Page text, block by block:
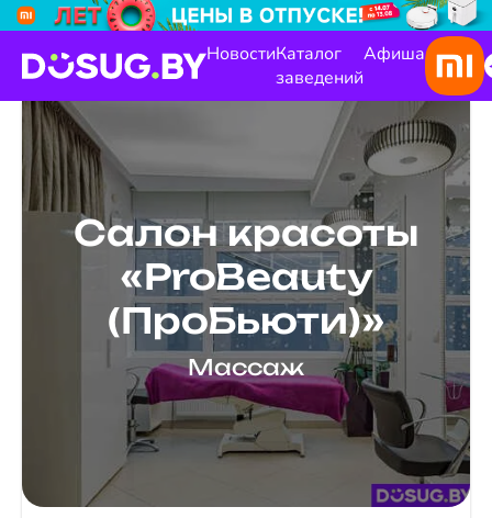
НовостиКаталог
заведений
Афиша
Салон красоты
«ProBeauty
(ПроБьюти)»
Массаж